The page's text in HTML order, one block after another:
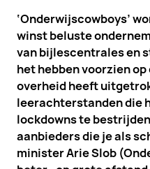
‘Onderwijscowboys’
winst beluste
van bijlescentrales en
het hebben voorzien
overheid heeft
leerachterstanden die
lockdowns te
aanbieders die je als
minister Arie Slob